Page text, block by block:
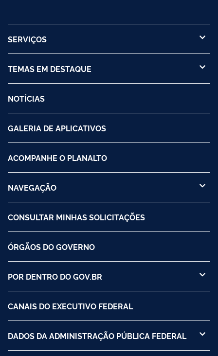
SERVIÇOS
TEMAS EM DESTAQUE
NOTÍCIAS
GALERIA DE APLICATIVOS
ACOMPANHE O PLANALTO
NAVEGAÇÃO
CONSULTAR MINHAS SOLICITAÇÕES
ÓRGÃOS DO GOVERNO
POR DENTRO DO GOV.BR
CANAIS DO EXECUTIVO FEDERAL
DADOS DA ADMINISTRAÇÃO PÚBLICA FEDERAL